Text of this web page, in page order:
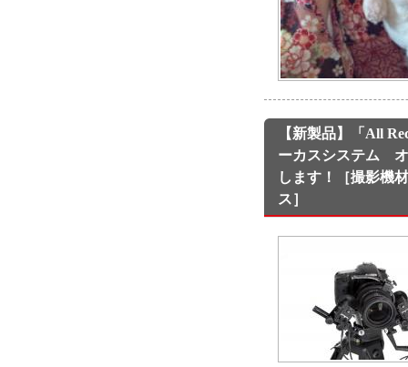
【新製品】「All
ーカスシステム オ
します！［撮影機
ス］